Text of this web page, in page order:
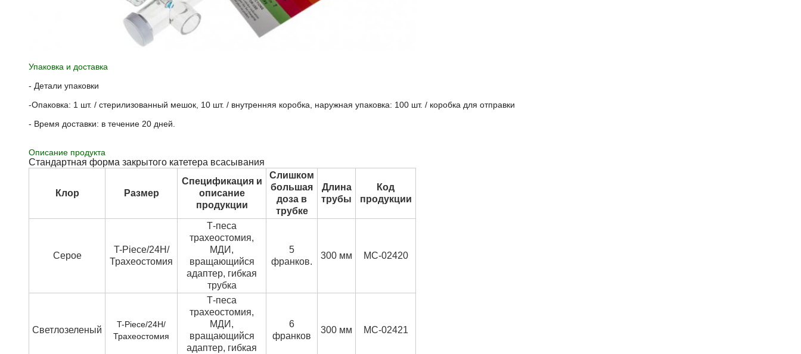
Упаковка и доставка
- Детали упаковки
-Опаковка: 1 шт. / стерилизованный мешок, 10 шт. / внутренняя коробка, наружная упаковка: 100 шт. / коробка для отправки
- Время доставки: в течение 20 дней.
Описание продукта
Стандартная форма закрытого катетера всасывания
Клор Размер
Спецификация и
описание
продукции
Слишком
большая
доза в
трубке
Длина
трубы
Код
продукции
Серое
T-Piece/24H/
Трахеостомия
Т-песа
трахеостомия,
МДИ,
вращающийся
адаптер, гибкая
трубка
5
франков.
300 мм MC-02420
Светлозеленый
T-Piece/24H/
Трахеостомия
Т-песа
трахеостомия,
МДИ,
вращающийся
адаптер, гибкая
6
франков
300 мм MC-02421